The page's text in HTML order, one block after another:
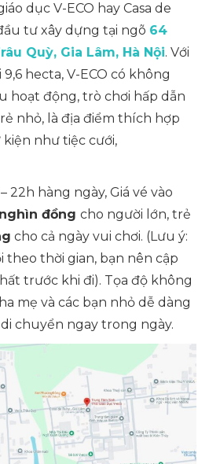
dục V-ECO hay Casa de
tư xây dựng tại ngõ 64
Quỳ, Gia Lâm, Hà Nội. Với
hecta, V-ECO có không
hoạt động, trò chơi hấp dẫn
nhỏ, là địa điểm thích hợp
như tiệc cưới,
22h hàng ngày, Giá vé vào
đồng cho người lớn, trẻ
cho cả ngày vui chơi. (Lưu ý:
theo thời gian, bạn nên cập
trước khi đi). Tọa độ không
mẹ và các bạn nhỏ dễ dàng
chuyển ngay trong ngày.